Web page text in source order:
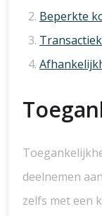
Beperkte
deelnemen
zelfs met een